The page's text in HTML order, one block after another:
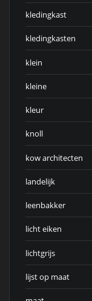
kledingkast
kledingkasten
klein
kleine
kleur
knoll
kow architecten
landelijk
leenbakker
licht eiken
lichtgrijs
lijst op maat